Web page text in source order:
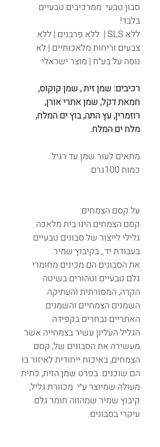
סבון טבעי ממרכיבים טבעיים
בלבד!
ללא SLS | ללא פרבנים | ללא
צבעים וריחות מלאכותיים | לא
נוסה על בע״ח | מוצר ישראלי
רכיבים: שמן זית , שמן קוקוס,
חמאת דקל, שמן אתרי אורן,
רוזמרין, עץ התה, בוץ ים המלח,
מלח ים המלח.
מתאים לעור שמן עד רגיל.
כמות 100גרם
על קסם הצמחים:
קסם הצמחים הינו בית מלאכה
גלילי לייצור של סבונים טבעיים
בעבודת יד , בקיבוץ שמיר.
את הסבונים הם מכינים מחומרי
גלם טבעיים וטהורים בשיטה
הקרה, המסורתית והעתיקה.
השמנים הצמחיים והשמנים
האתריים נבחרים בקפידה.
הגליל העליון עשיר בצמחייה אשר
מעשירה את הסבונים של, קסם
הצמחים, באיכות ייחודית לאיזור בו
הם שוכנים. בפרט שמן הזית, כתית
מעולה שמיוצר ע״י מכוורת גליל,
קיבוץ שמיר שמהווה חומר גלם
עיקרי בסבונים.